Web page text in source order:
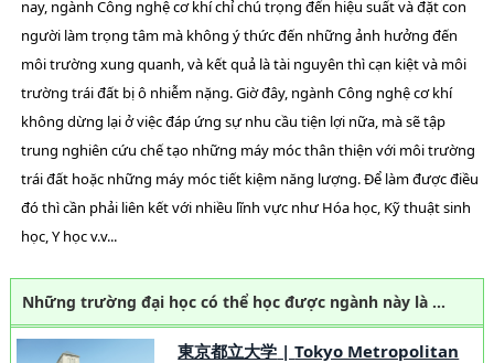
nay, ngành Công nghệ cơ khí chỉ chú trọng đến hiệu suất và đặt con
người làm trọng tâm mà không ý thức đến những ảnh hưởng đến
môi trường xung quanh, và kết quả là tài nguyên thì cạn kiệt và môi
trường trái đất bị ô nhiễm nặng. Giờ đây, ngành Công nghệ cơ khí
không dừng lại ở việc đáp ứng sự nhu cầu tiện lợi nữa, mà sẽ tập
trung nghiên cứu chế tạo những máy móc thân thiện với môi trường
trái đất hoặc những máy móc tiết kiệm năng lượng. Để làm được điều
đó thì cần phải liên kết với nhiều lĩnh vực như Hóa học, Kỹ thuật sinh
học, Y học v.v...
Những trường đại học có thể học được ngành này là …
東京都立大学 |Tokyo Metropolitan